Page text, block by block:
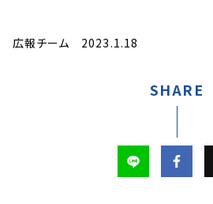
広報チーム 2023.1.18
SHARE